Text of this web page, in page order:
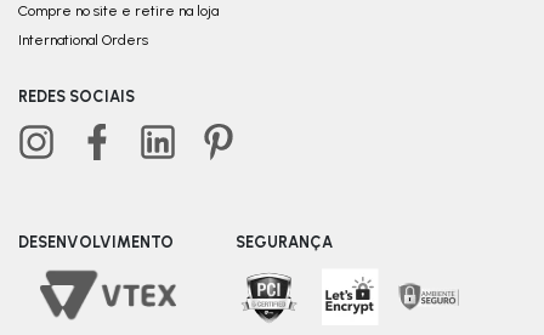
Compre no site e retire na loja
International Orders
REDES SOCIAIS
DESENVOLVIMENTO SEGURANÇA